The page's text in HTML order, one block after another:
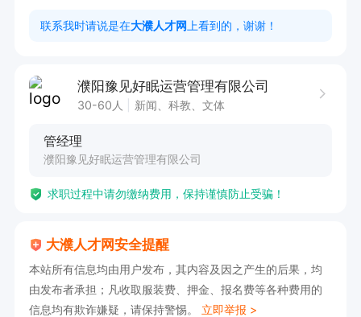
事宜；
濮阳市卫都大街与濮瑞路向西100米
联系我时请说是在大濮人才网 上看到的，谢谢！
濮阳豫见好眠运营管理有限公司
30-60人 新闻、科教、文体
管经理
濮阳豫见好眠运营管理有限公司
求职过程中请勿缴纳费用，保持谨慎防止受骗！
大濮人才网安全提醒
本站所有信息均由用户发布，其内容及因之产生的后果，均
由发布者承担；凡收取服装费、押金、报名费等各种费用的
信息均有欺诈嫌疑，请保持警惕。 立即举报 >